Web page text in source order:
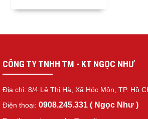
CÔNG TY TNHH TM - KT NGỌC NHƯ
Địa chỉ: 8/4 Lê Thị Hà, Xã Hóc Môn, TP. Hồ
Điện thoại: 0908.245.331 ( Ngọc Như )